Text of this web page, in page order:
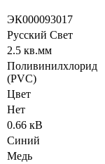
ЭК000093017
Русский Свет
2.5 кв.мм
Поливинилхлорид
(PVC)
Цвет
Нет
0.66 кВ
Синий
Медь